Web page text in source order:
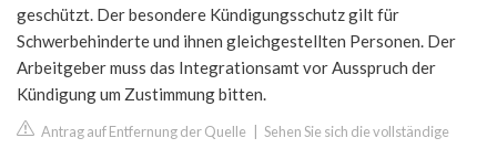
geschützt. Der besondere Kündigungsschutz gilt für
Schwerbehinderte und ihnen gleichgestellten Personen. Der
Arbeitgeber muss das Integrationsamt vor Ausspruch der
Kündigung um Zustimmung bitten.
Antrag auf Entfernung der Quelle Sehen Sie sich die vollständige